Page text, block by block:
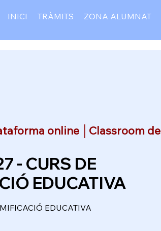
INICI TRÀMITS ZONA ALUMNAT
online │Classroom de
- CURS DE
EDUCATIVA
EDUCATIVA